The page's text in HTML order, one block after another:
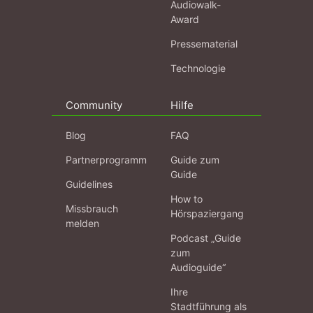
Audiowalk-
Award
Pressematerial
Technologie
Community
Blog
Partnerprogramm
Guidelines
Missbrauch
melden
Hilfe
FAQ
Guide zum
Guide
How to
Hörspaziergang
Podcast „Guide
zum
Audioguide“
Ihre
Stadtführung als